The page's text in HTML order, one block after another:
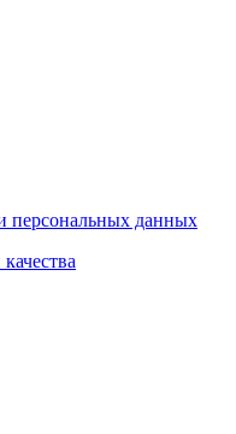
персональных данных